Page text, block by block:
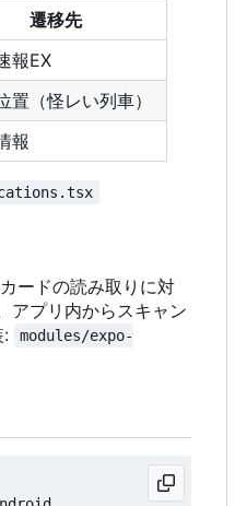
遷移先
報EX
置（怪レい列車）
報
ードの読み取りに対
アプリ内からスキャン
:
modules/expo-